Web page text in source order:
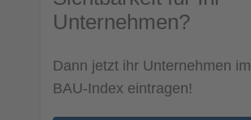
Unternehmen?
Dann jetzt ihr Unternehmen im
BAU-Index eintragen!